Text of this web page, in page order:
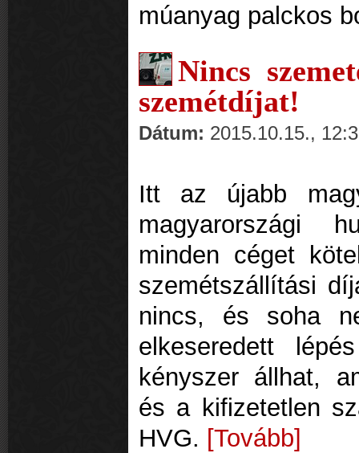
múanyag palckos
Nincs
szemétdíjat!
Dátum: 2015.10.15.,
Itt az újabb
magyarországi
minden céget
szemétszállítási
nincs, és soha
elkeseredett
kényszer állhat,
és a kifizetetlen
HVG. [Tovább]